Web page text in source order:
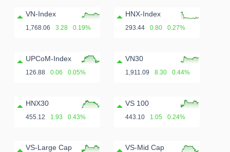
VN-Index
1,768.06 3.28 0.19%
HNX-Index
293.44 0.80 0.27%
UPCoM-Index
126.88 0.06 0.05%
VN30
1,911.09 8.30 0.44%
HNX30
455.12 1.93 0.43%
VS 100
443.10 1.05 0.24%
VS-Large Cap VS-Mid Cap